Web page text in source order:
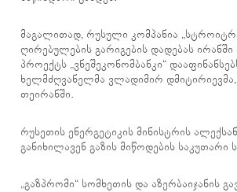
მაგალითად, რუსული კომპანია
ღირებულების გარიგების დადებას
პროექტს „ვნეშეკონომბანკი“
ხელმძღვანელმა ვლადიმირ
თეირანში.
რუსეთის ენერგეტიკის მინისტრის
განიხილავენ გაზის მიწოდების
„გაზპრომი“ სომხეთის და აზერბაიჯანის